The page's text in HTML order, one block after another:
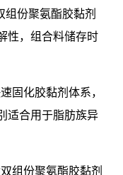
组份聚氨酯胶黏剂
性，组合料储存时
固化胶黏剂体系，
适合用于脂肪族异
组份聚氨酯胶黏剂